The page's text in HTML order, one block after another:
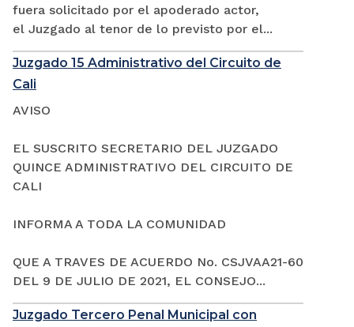
fuera solicitado por el apoderado actor,
el Juzgado al tenor de lo previsto por el...
Juzgado 15 Administrativo del Circuito de
Cali
AVISO
EL SUSCRITO SECRETARIO DEL JUZGADO
QUINCE ADMINISTRATIVO DEL CIRCUITO DE
CALI
INFORMA A TODA LA COMUNIDAD
QUE A TRAVES DE ACUERDO No. CSJVAA21-60
DEL 9 DE JULIO DE 2021, EL CONSEJO...
Juzgado Tercero Penal Municipal con